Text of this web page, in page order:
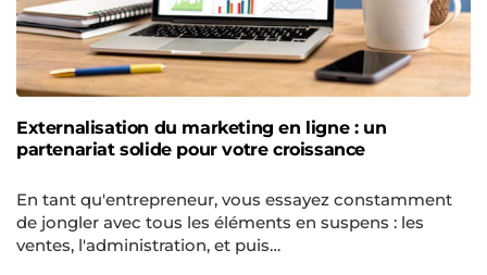
Externalisation du marketing en ligne : un
partenariat solide pour votre croissance
En tant qu'entrepreneur, vous essayez constamment
de jongler avec tous les éléments en suspens : les
ventes, l'administration, et puis…